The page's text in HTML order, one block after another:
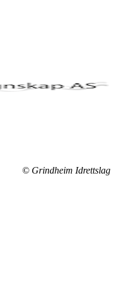
© Grindheim Idrettslag